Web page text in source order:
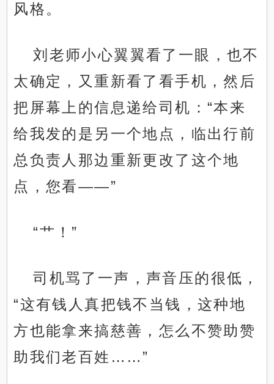
风格。
刘老师小心翼翼看了一眼，也不
太确定，又重新看了看手机，然后
把屏幕上的信息递给司机：“本来
给我发的是另一个地点，临出行前
总负责人那边重新更改了这个地
点，您看——”
“艹！”
司机骂了一声，声音压的很低，
“这有钱人真把钱不当钱，这种地
方也能拿来搞慈善，怎么不赞助赞
助我们老百姓……”